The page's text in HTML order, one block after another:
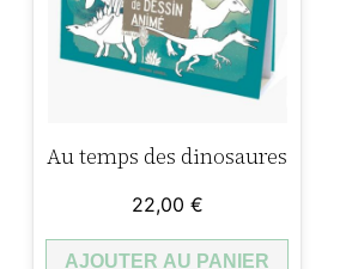
Au temps des dinosaures
22,00 €
AJOUTER AU PANIER